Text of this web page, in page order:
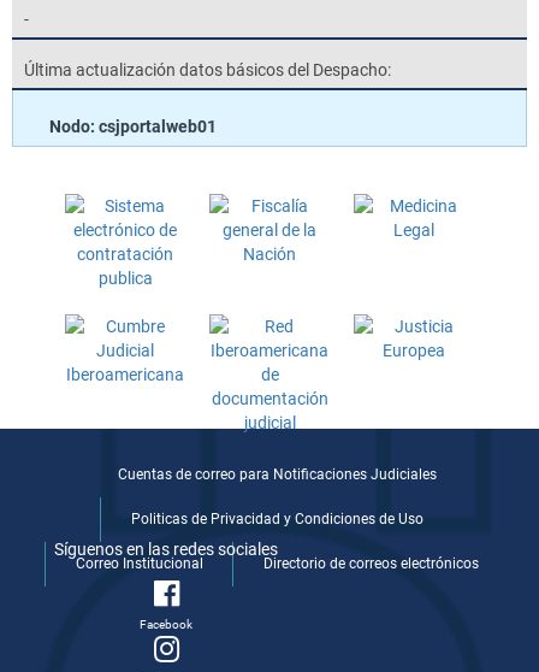
-
Última actualización datos básicos del Despacho:
Nodo: csjportalweb01
Cuentas de correo para Notificaciones Judiciales
Politicas de Privacidad y Condiciones de Uso
Correo Institucional Directorio de correos electrónicos
Síguenos en las redes sociales
Facebook